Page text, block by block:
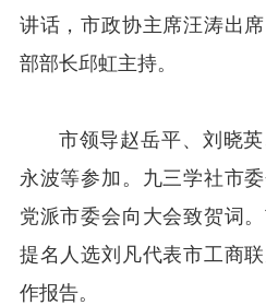
讲话，市政协主席汪涛出
部部长邱虹主持。
市领导赵岳平、刘晓
永波等参加。九三学社市
党派市委会向大会致贺词
提名人选刘凡代表市工商
作报告。